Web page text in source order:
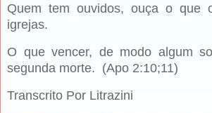
Quem tem ouvidos, ouça o que
igrejas.
O que vencer, de modo algum
segunda morte. (Apo 2:10;11)
Transcrito Por Litrazini